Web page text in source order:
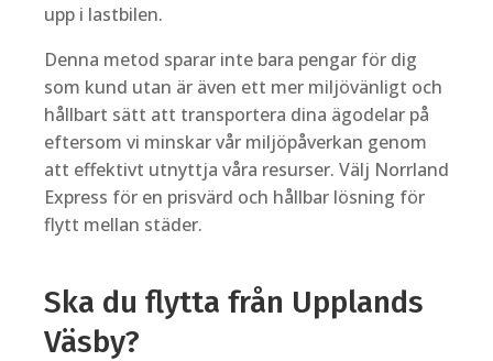
upp i lastbilen.
Denna metod sparar inte bara pengar för dig
som kund utan är även ett mer miljövänligt och
hållbart sätt att transportera dina ägodelar på
eftersom vi minskar vår miljöpåverkan genom
att effektivt utnyttja våra resurser. Välj Norrland
Express för en prisvärd och hållbar lösning för
flytt mellan städer.
Ska du flytta från Upplands
Väsby?